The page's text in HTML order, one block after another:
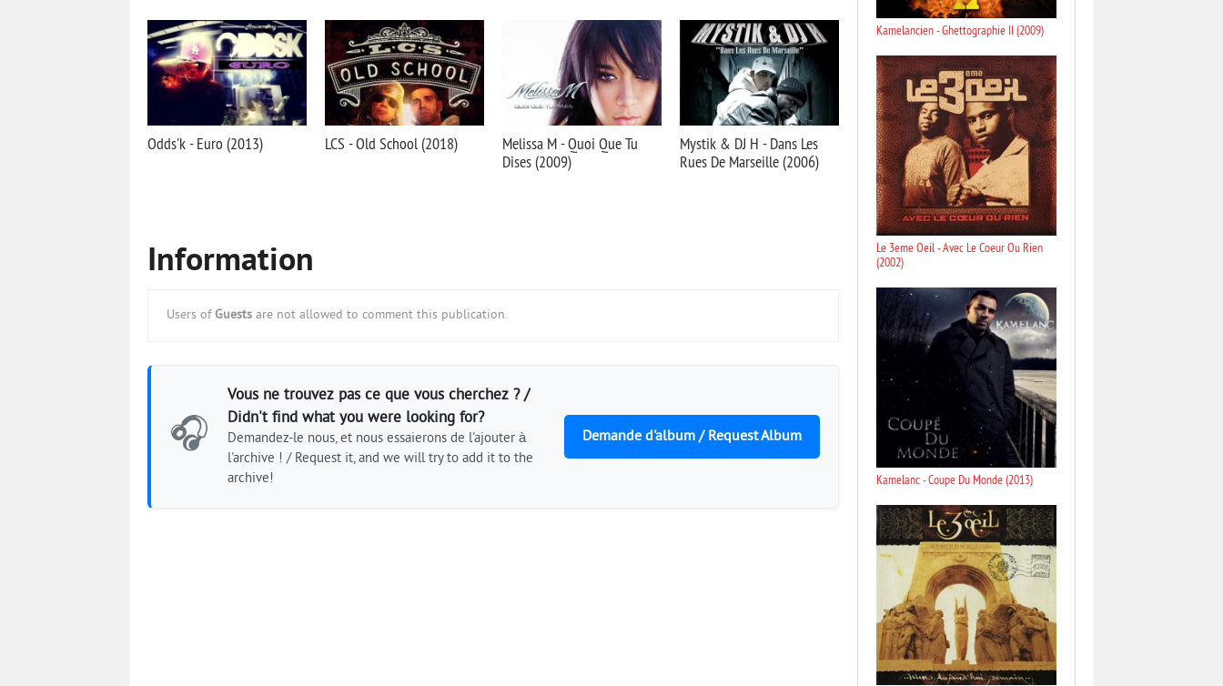
Odds'k - Euro (2013) LCS - Old School (2018)
Melissa M - Quoi Que Tu
Dises (2009)
Mystik & DJ H - Dans Les
Rues De Marseille (2006)
Information
Users of Guests are not allowed to comment this publication.
🎧
Vous ne trouvez pas ce que vous cherchez ? /
Didn't find what you were looking for?
Demandez-le nous, et nous essaierons de l'ajouter à
l'archive ! / Request it, and we will try to add it to the
archive!
Demande d'album / Request Album
Kamelancien - Ghettographie II (2009)
Le 3eme Oeil - Avec Le Coeur Ou Rien
(2002)
Kamelanc - Coupe Du Monde (2013)